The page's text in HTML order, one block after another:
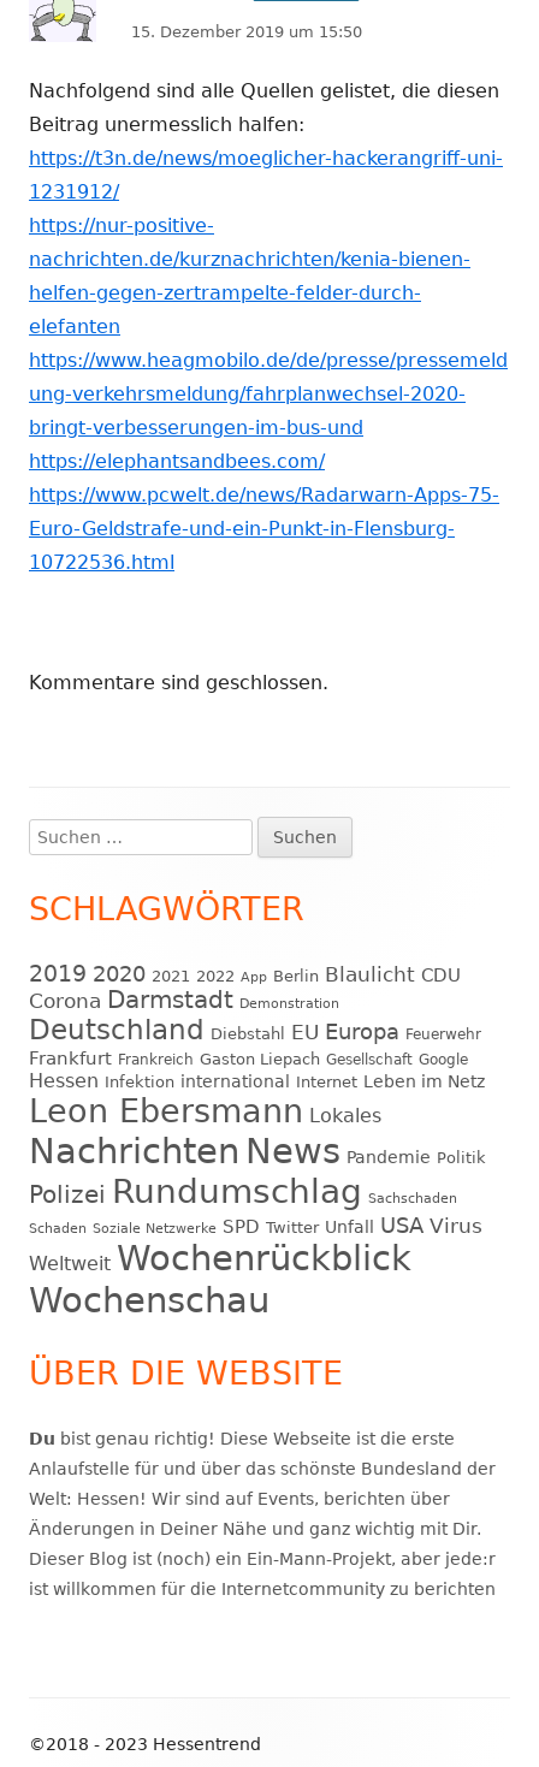
15. Dezember 2019 um 15:50
Nachfolgend sind alle Quellen gelistet, die diesen
Beitrag unermesslich halfen:
https://t3n.de/news/moeglicher-hackerangriff-uni-
1231912/
https://nur-positive-
nachrichten.de/kurznachrichten/kenia-bienen-
helfen-gegen-zertrampelte-felder-durch-
elefanten
https://www.heagmobilo.de/de/presse/pressemeld
ung-verkehrsmeldung/fahrplanwechsel-2020-
bringt-verbesserungen-im-bus-und
https://elephantsandbees.com/
https://www.pcwelt.de/news/Radarwarn-Apps-75-
Euro-Geldstrafe-und-ein-Punkt-in-Flensburg-
10722536.html
Kommentare sind geschlossen.
Haupt-
Seitenleiste
Suchen
nach:
SCHLAGWÖRTER
2019 2020 2021 2022 App Berlin Blaulicht CDU
Corona Darmstadt Demonstration
Deutschland Diebstahl EU Europa Feuerwehr
Frankfurt Frankreich Gaston Liepach Gesellschaft Google
Hessen Infektion international Internet Leben im Netz
Leon Ebersmann Lokales
Nachrichten News Pandemie Politik
Polizei Rundumschlag Sachschaden
Schaden Soziale Netzwerke SPD Twitter Unfall USA Virus
Weltweit Wochenrückblick
Wochenschau
ÜBER DIE WEBSITE
Du bist genau richtig! Diese Webseite ist die erste
Anlaufstelle für und über das schönste Bundesland der
Welt: Hessen! Wir sind auf Events, berichten über
Änderungen in Deiner Nähe und ganz wichtig mit Dir.
Dieser Blog ist (noch) ein Ein-Mann-Projekt, aber jede:r
ist willkommen für die Internetcommunity zu berichten
©2018 - 2023 Hessentrend